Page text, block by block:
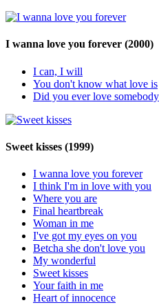
I wanna love you forever (2000)
I can, I will
You don't know what love is
Did you ever love somebody
Sweet kisses (1999)
I wanna love you forever
I think I'm in love with you
Where you are
Final heartbreak
Woman in me
I've got my eyes on you
Betcha she don't love you
My wonderful
Sweet kisses
Your faith in me
Heart of innocence